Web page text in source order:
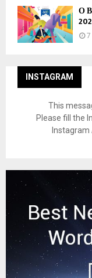
Ο
7
INSTAGRAM
This
Please fill the
Instagram